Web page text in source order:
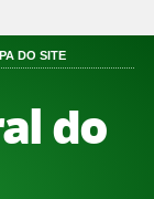
DO SITE
do